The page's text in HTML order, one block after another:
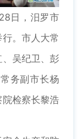
日，汨罗市
。市人大常
吴纪卫、彭
务副市长杨
检察长黎浩